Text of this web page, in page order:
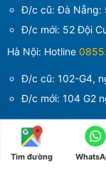
Đ/c cũ: Đà Nẵng:
Đ/c mới: 52 Đội
Hà Nội: Hotline
Đ/c cũ: 102-G4,
Đ/c mới: 104 G2
Dịch vụ tư vấn
Tìm đường